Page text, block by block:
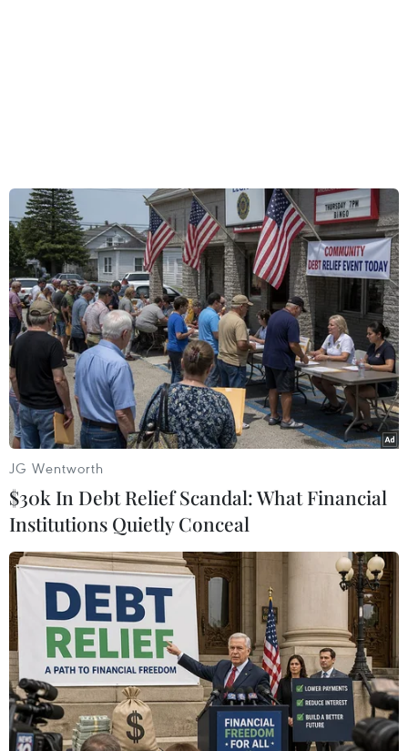
Jin Air Co. cho biết sự cố trên xuất phát từ
"những trục trặc của máy chủ ở Đức." Hệ thống
phục vụ khách hàng của hãng đã được khôi
phục vào lúc 16h40 cùng ngày.
Thông báo của Jin Air Co. nêu rõ: "Chúng tôi xin
lỗi vì đã gây ra sự bất tiện lớn cho khách hàng.
Chúng tôi sẽ kiểm tra và nâng cấp các hệ thống
cũng như điều chỉnh quy trình làm việc hiện
tại."
Tính đến 16h40 ngày 12/11, đã có 15 trong số
126 chuyến bay của Jin Air dự kiến bay trong
ngày buộc phải hủy, trong khi số chuyến bay
còn lại bị hoãn.
Lỗi hệ thống nói trên đã làm gián đoạn công tác
đặt vé và làm thủ tục trực tuyến của khách
hàng, khiến các nhân viên của Jin Air Co. phải
tiến hành thủ tục trực tiếp cho hành khách
trong 10 giờ.
Để phần nào khắc phục sự gián đoạn hoạt động
JG Wentworth
$30k In Debt Relief Scandal: What Financial
Institutions Quietly Conceal